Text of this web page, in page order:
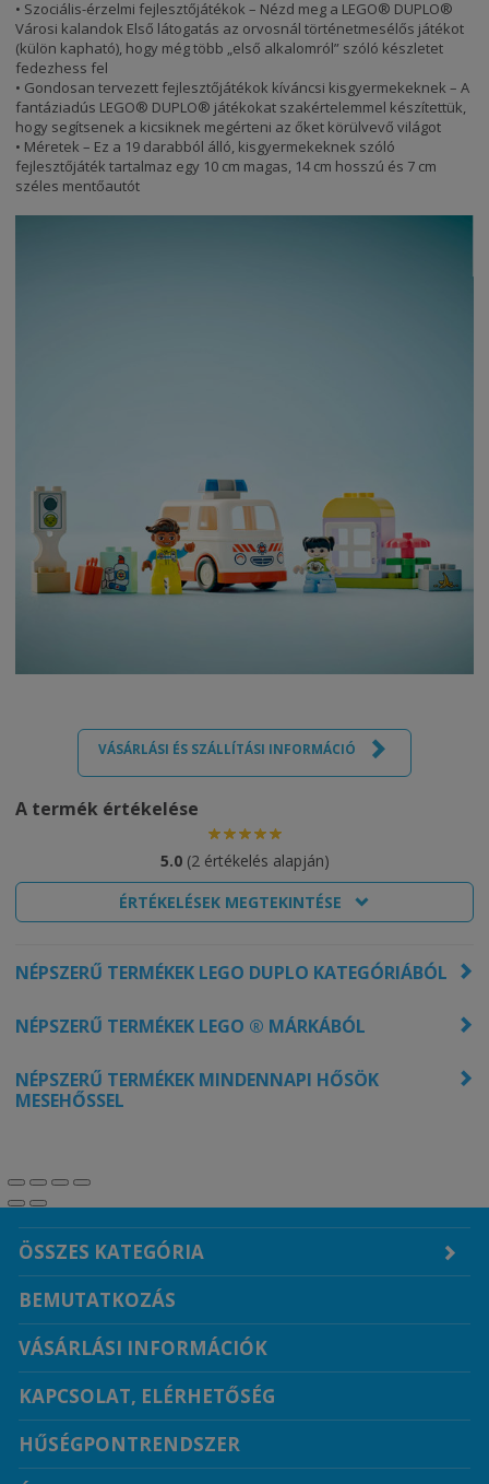
• Szociális-érzelmi fejlesztőjátékok – Nézd meg a LEGO® DUPLO®
Városi kalandok Első látogatás az orvosnál történetmesélős játékot
(külön kapható), hogy még több „első alkalomról” szóló készletet
fedezhess fel
• Gondosan tervezett fejlesztőjátékok kíváncsi kisgyermekeknek – A
fantáziadús LEGO® DUPLO® játékokat szakértelemmel készítettük,
hogy segítsenek a kicsiknek megérteni az őket körülvevő világot
• Méretek – Ez a 19 darabból álló, kisgyermekeknek szóló
fejlesztőjáték tartalmaz egy 10 cm magas, 14 cm hosszú és 7 cm
széles mentőautót
VÁSÁRLÁSI ÉS SZÁLLÍTÁSI INFORMÁCIÓ
A termék értékelése
5.0(2 értékelés alapján)
ÉRTÉKELÉSEK MEGTEKINTÉSE
NÉPSZERŰ TERMÉKEK LEGO DUPLO KATEGÓRIÁBÓL
NÉPSZERŰ TERMÉKEK LEGO ® MÁRKÁBÓL
NÉPSZERŰ TERMÉKEK MINDENNAPI HŐSÖK
MESEHŐSSEL
ÖSSZES KATEGÓRIA
BEMUTATKOZÁS
VÁSÁRLÁSI INFORMÁCIÓK
KAPCSOLAT, ELÉRHETŐSÉG
HŰSÉGPONTRENDSZER